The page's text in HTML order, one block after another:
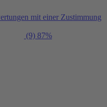
mit einer Zustimmung
(9) 87%